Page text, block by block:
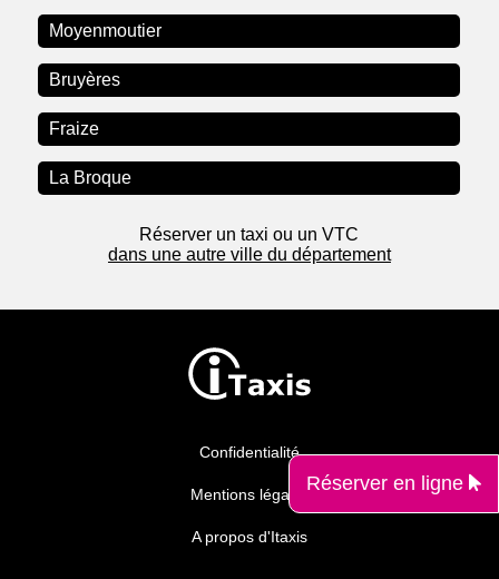
Moyenmoutier
Bruyères
Fraize
La Broque
Réserver un taxi ou un VTC
dans une autre ville du département
Confidentialité
Mentions légales
A propos d'Itaxis
Réserver en ligne